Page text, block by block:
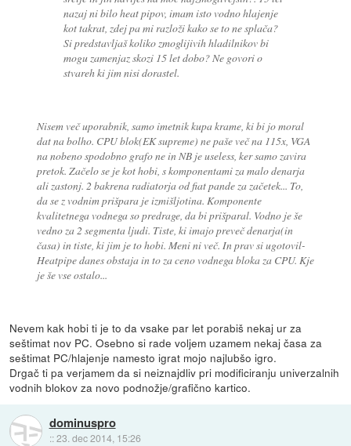
nazaj ni bilo heat pipov, imam isto vodno hlajenje
kot takrat, zdej pa mi razloži kako se to ne splača?
Si predstavljaš koliko zmoglijivih hladilnikov bi
mogu zamenjaz skozi 15 let dobo? Ne govori o
stvareh ki jim nisi dorastel.
Nisem več uporabnik, samo imetnik kupa krame, ki bi jo moral
dat na bolho. CPU blok(EK supreme) ne paše več na 115x, VGA
na nobeno spodobno grafo ne in NB je useless, ker samo zavira
pretok. Začelo se je kot hobi, s komponentami za malo denarja
ali zastonj. 2 bakrena radiatorja od fiat pande za začetek... To,
da se z vodnim prišpara je izmišljotina. Komponente
kvalitetnega vodnega so predrage, da bi prišparal. Vodno je še
vedno za 2 segmenta ljudi. Tiste, ki imajo preveč denarja(in
časa) in tiste, ki jim je to hobi. Meni ni več. In prav si ugotovil-
Heatpipe danes obstaja in to za ceno vodnega bloka za CPU. Kje
je še vse ostalo...
Nevem kak hobi ti je to da vsake par let porabiš nekaj ur za
seštimat nov PC. Osebno si rade voljem uzamem nekaj časa za
seštimat PC/hlajenje namesto igrat mojo najlubšo igro.
Drgač ti pa verjamem da si neiznajdliv pri modificiranju univerzalnih
vodnih blokov za novo podnožje/grafično kartico.
dominuspro
::23. dec 2014, 15:26